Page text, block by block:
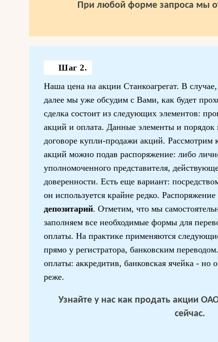
При любой форме запроса мы
Шаг 2.
Наша цена на акции Станкоагрегат. В
далее мы уже обсудим с Вами, как будет
сделка состоит из следующих элементов:
акций и оплата. Данные элементы и
договоре купли-продажи акций.
акций можно подав распоряжение: либо
уполномоченного представителя,
доверенности. Есть еще вариант:
он используется крайне редко. Распоряжение
депозитарий. Отметим, что мы
заполняем все необходимые формы для
оплаты. На практике применяются
прямо у регистратора, банковским
оплаты: аккредитив, банковская ячейка - но
реже.
Узнайте у нас как продать акции
сейчас.